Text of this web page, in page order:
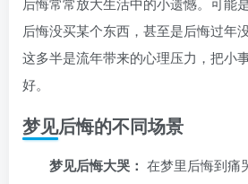
后悔没买某个东西，甚至是后悔过年
这多半是流年带来的心理压力，把小
好。
梦见后悔的不同场景
梦见后悔大哭： 在梦里后悔到痛